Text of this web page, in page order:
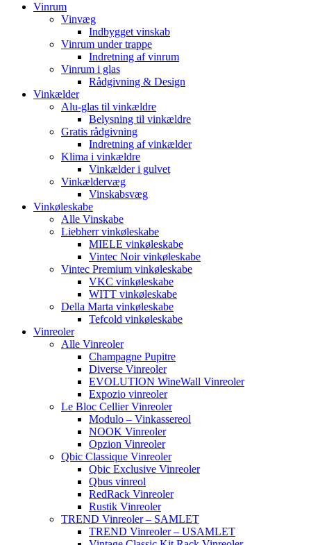
Vinrum
Vinvæg
Indbygget vinskab
Vinrum under trappe
Indretning af vinrum
Vinrum i glas
Rådgivning & Design
Vinkælder
Alu-glas til vinkældre
Belysning til vinkældre
Gratis rådgivning
Indretning af vinkælder
Klima i vinkældre
Vinkælder i gulvet
Vinkældervæg
Vinskabsvæg
Vinkøleskabe
Alle Vinskabe
Liebherr vinkøleskabe
MIELE vinkøleskabe
Vintec Noir vinkøleskabe
Vintec Premium vinkøleskabe
VKC vinkøleskabe
WITT vinkøleskabe
Della Marta vinkøleskabe
Tefcold vinkøleskabe
Vinreoler
Alle Vinreoler
Champagne Pupitre
Diverse Vinreoler
EVOLUTION WineWall Vinreoler
Expozio vinreoler
Le Bloc Cellier Vinreoler
Modulo – Vinkassereol
NOOK Vinreoler
Opzion Vinreoler
Qbic Classique Vinreoler
Qbic Exclusive Vinreoler
Qbus vinreol
RedRack Vinreoler
Rustik Vinreoler
TREND Vinreoler – SAMLET
TREND Vinreoler – USAMLET